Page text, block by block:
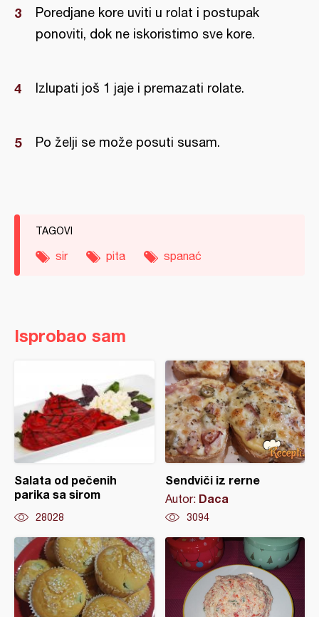
Poredjane kore uviti u rolat i postupak
ponoviti, dok ne iskoristimo sve kore.
Izlupati još 1 jaje i premazati rolate.
Po želji se može posuti susam.
TAGOVI
sir pita spanać
Isprobao sam
Salata od pečenih
parika sa sirom
28028
Sendviči iz rerne
Autor: Daca
3094